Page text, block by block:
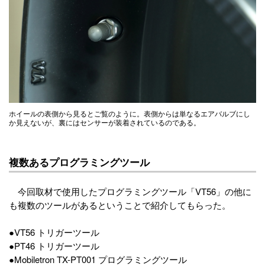
ホイールの表側から見るとご覧のように。表側からは単なるエアバルブにし
か見えないが、裏にはセンサーが装着されているのである。
複数あるプログラミングツール
今回取材で使用したプログラミングツール「VT56」の他に
も複数のツールがあるということで紹介してもらった。
●VT56 トリガーツール
●PT46 トリガーツール
●Mobiletron TX-PT001 プログラミングツール